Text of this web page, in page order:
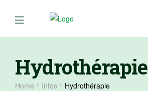
Hydrothérapie
Home Infos Hydrothérapie